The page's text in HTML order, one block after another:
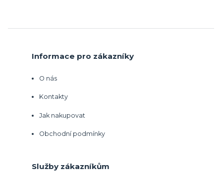
Informace pro zákazníky
O nás
Kontakty
Jak nakupovat
Obchodní podmínky
Služby zákazníkům